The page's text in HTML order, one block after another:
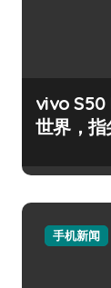
vivo S50
世界，指
手机新闻